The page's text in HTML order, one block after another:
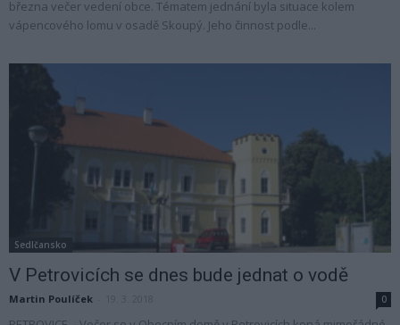
března večer vedení obce. Tématem jednání byla situace kolem
vápencového lomu v osadě Skoupý. Jeho činnost podle...
Sedlčansko
V Petrovicích se dnes bude jednat o vodě
Martin Poulíček 0